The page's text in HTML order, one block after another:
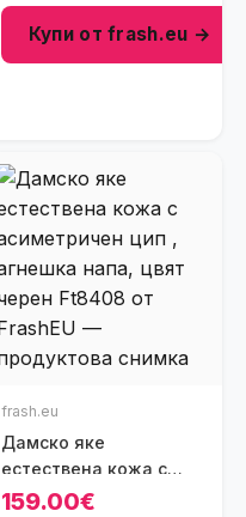
Купи от frash.eu →
frash.eu
Дамско яке
естествена кожа с
асиметричен цип ,
159.00€